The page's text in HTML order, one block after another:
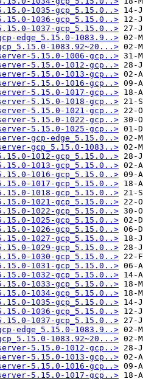
1035-gcp_5.15.0..>
1036-gcp_5.15.0..>
1037-gcp_5.15.0..>
edge_5.15.0-1083.9..>
1083.92~20...>
5.15.0-1006-gcp..>
5.15.0-1012-gcp..>
5.15.0-1013-gcp..>
5.15.0-1016-gcp..>
5.15.0-1017-gcp..>
5.15.0-1018-gcp..>
5.15.0-1021-gcp..>
5.15.0-1022-gcp..>
5.15.0-1025-gcp..>
gcp-edge_5.15.0..>
gcp_5.15.0-1083..>
1012-gcp_5.15.0..>
1013-gcp_5.15.0..>
1016-gcp_5.15.0..>
1017-gcp_5.15.0..>
1018-gcp_5.15.0..>
1021-gcp_5.15.0..>
1022-gcp_5.15.0..>
1025-gcp_5.15.0..>
1026-gcp_5.15.0..>
1027-gcp_5.15.0..>
1029-gcp_5.15.0..>
1030-gcp_5.15.0..>
1031-gcp_5.15.0..>
1032-gcp_5.15.0..>
1033-gcp_5.15.0..>
1034-gcp_5.15.0..>
1035-gcp_5.15.0..>
1036-gcp_5.15.0..>
1037-gcp_5.15.0..>
edge_5.15.0-1083.9..>
1083.92~20...>
5.15.0-1012-gcp..>
5.15.0-1013-gcp..>
5.15.0-1016-gcp..>
5.15.0-1017-gcp..>